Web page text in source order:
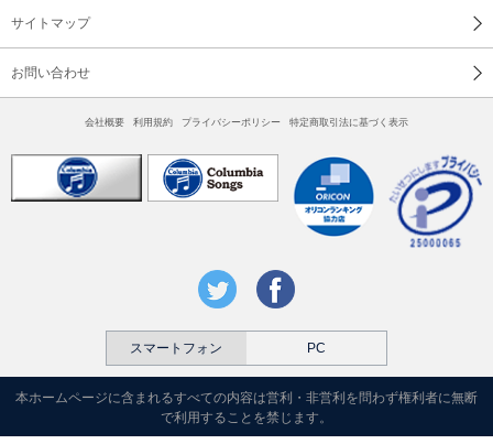
サイトマップ
お問い合わせ
会社概要 利用規約 プライバシーポリシー 特定商取引法に基づく表示
スマートフォン PC
本ホームページに含まれるすべての内容は営利・非営利を問わず権利者に無断
で利用することを禁じます。